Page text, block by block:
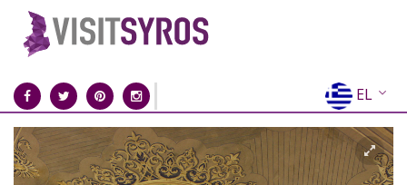
EL
EN
FR